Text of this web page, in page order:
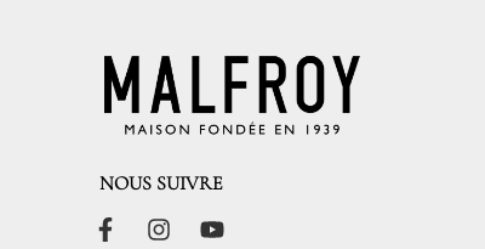
NOUS SUIVRE